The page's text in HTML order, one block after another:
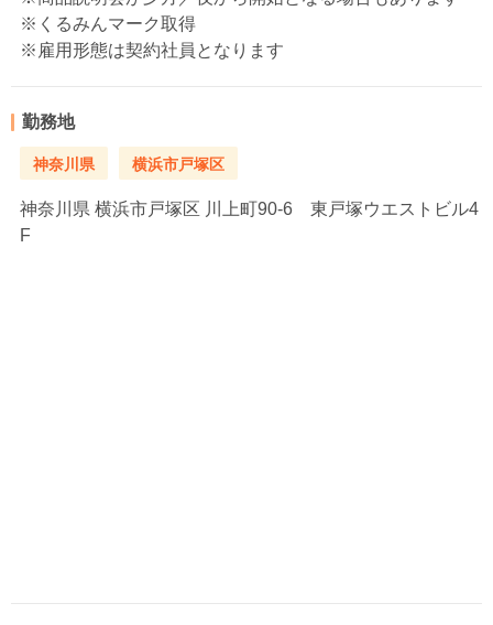
※くるみんマーク取得
※雇用形態は契約社員となります
勤務地
神奈川県 横浜市戸塚区
神奈川県 横浜市戸塚区 川上町90-6 東戸塚ウエストビル4
F